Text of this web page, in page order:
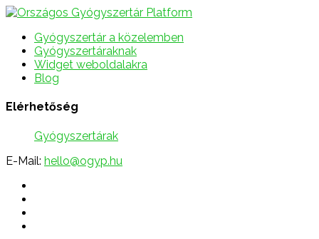
Gyógyszertár a közelemben
Gyógyszertáraknak
Widget weboldalakra
Blog
Elérhetőség
Gyógyszertárak
E-Mail: hello@ogyp.hu